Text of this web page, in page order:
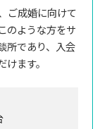
ご成婚に向けて
のような方をサ
所であり、入会
ます。